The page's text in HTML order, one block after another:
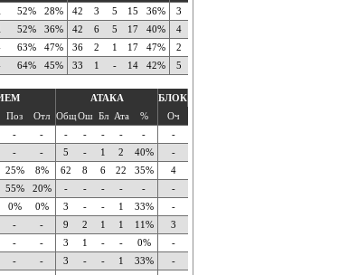
52% 28% 42 3 5 15 36% 3
52% 36% 42 6 5 17 40% 4
63% 47% 36 2 1 17 47% 2
64% 45% 33 1 - 14 42% 5
АТАКА
БЛОК
Поз Отл ОбщОш Бл Ата % Оч
- - - - - - - -
- - 5 - 1 2 40% -
25% 8% 62 8 6 22 35% 4
55% 20% - - - - - -
0% 0% 3 - - 1 33% -
- - 9 2 1 1 11% 3
- - 3 1 - - 0% -
- - 3 - - 1 33% -